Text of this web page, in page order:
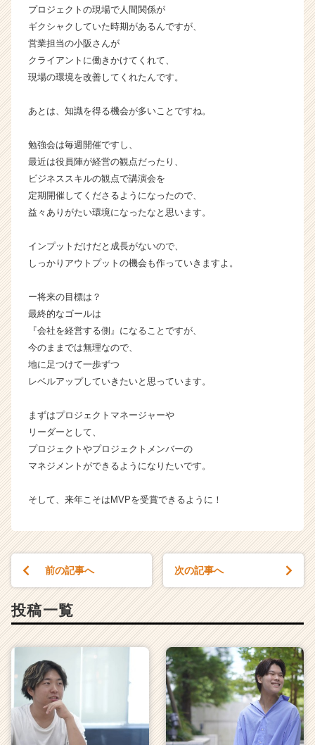
就
活
サ
イ
ト
キ
リ
ア
（C
h
C
a
プロジェクトの現場で人間関係が
ギクシャクしていた時期があるんですが、
営業担当の小阪さんが
クライアントに働きかけてくれて、
現場の環境を改善してくれたんです。
あとは、知識を得る機会が多いことですね。
勉強会は毎週開催ですし、
最近は役員陣が経営の観点だったり、
ビジネススキルの観点で講演会を
定期開催してくださるようになったので、
益々ありがたい環境になったなと思います。
インプットだけだと成長がないので、
しっかりアウトプットの機会も作っていきますよ。
ー将来の目標は？
最終的なゴールは
『会社を経営する側』になることですが、
今のままでは無理なので、
地に足つけて一歩ずつ
レベルアップしていきたいと思っています。
まずはプロジェクトマネージャーや
リーダーとして、
プロジェクトやプロジェクトメンバーの
マネジメントができるようになりたいです。
そして、来年こそはMVPを受賞できるように！
前の記事へ 次の記事へ
投稿一覧